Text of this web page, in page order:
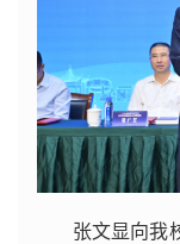
张文显向我